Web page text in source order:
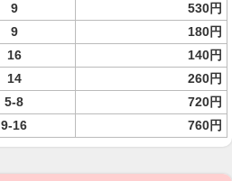
9 530円
9
180円
16
140円
14
260円
5-8
720円
9-16 760円